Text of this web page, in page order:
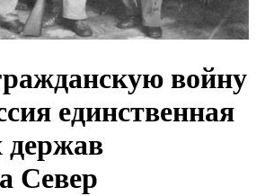
войну
единственная
держав
Север